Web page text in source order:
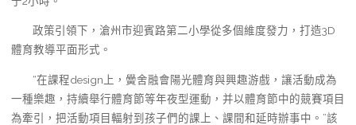
政策引領下，滄州市迎賓路第二小學從多個維度發力，打造3D
體育教導平面形式。
“在課程design上，黌舍融會陽光體育與興趣游戲，讓活動成為
一種樂趣，持續舉行體育節等年夜型運動，并以體育節中的競賽項目
為牽引，把活動項目輻射到孩子們的課上、課間和延時辦事中。”該